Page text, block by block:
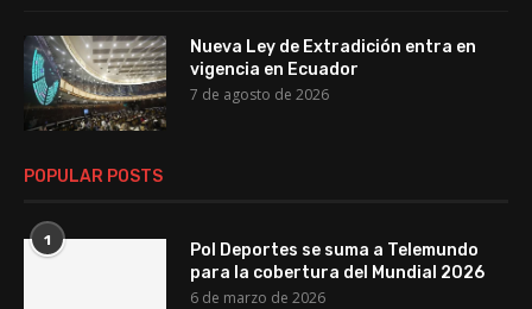
Nueva Ley de Extradición entra en
vigencia en Ecuador
7 de agosto de 2026
POPULAR POSTS
1
Pol Deportes se suma a Telemundo
para la cobertura del Mundial 2026
6 de marzo de 2026